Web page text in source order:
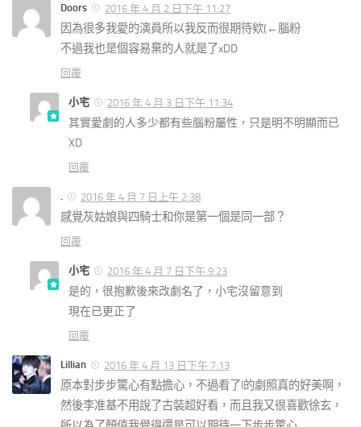
Doors 2016 年 4 月 2 日下午 11:27
因為很多我愛的演員所以我反而很期待欸(←腦粉
不過我也是個容易棄的人就是了xDD
回覆
小宅 2016 年 4 月 3 日下午 11:34
其實愛劇的人多少都有些腦粉屬性，只是明不明顯而已
XD
回覆
2016 年 4 月 7 日上午 2:38
感覺灰姑娘與四騎士和你是第一個是同一部？
回覆
小宅 2016 年 4 月 7 日下午 9:23
是的，很抱歉後來改劇名了，小宅沒留意到
現在已更正了
回覆
Lillian 2016 年 4 月 13 日下午 7:13
原本對步步驚心有點擔心，不過看了I的劇照真的好美啊，
然後李准基不用說了古裝超好看，而且我又很喜歡徐玄，